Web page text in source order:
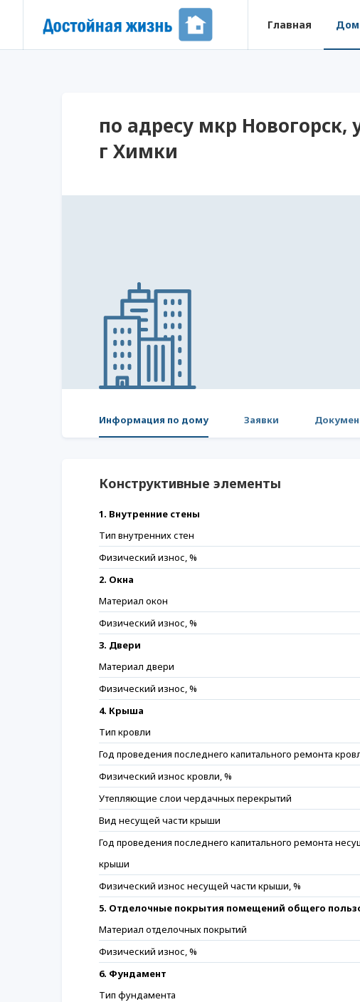
Главная
по адресу мкр
г Химки
Информация по дому Заявки
Конструктивные элементы
1. Внутренние стены
Тип внутренних стен
Физический износ, %
2. Окна
Материал окон
Физический износ, %
3. Двери
Материал двери
Физический износ, %
4. Крыша
Тип кровли
Год проведения последнего капитального ремонта
Физический износ кровли, %
Утепляющие слои чердачных перекрытий
Вид несущей части крыши
Год проведения последнего капитального ремонта
крыши
Физический износ несущей части крыши, %
5. Отделочные покрытия помещений общего
Материал отделочных покрытий
Физический износ, %
6. Фундамент
Тип фундамента